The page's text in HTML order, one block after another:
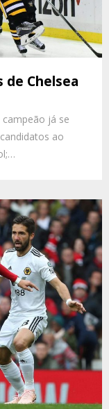
de Chelsea
já se
ao